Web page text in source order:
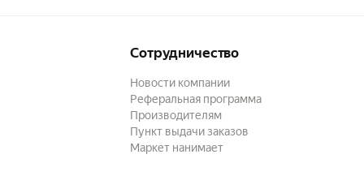
Сотрудничество
Новости компании
Реферальная программа
Производителям
Пункт выдачи заказов
Маркет нанимает